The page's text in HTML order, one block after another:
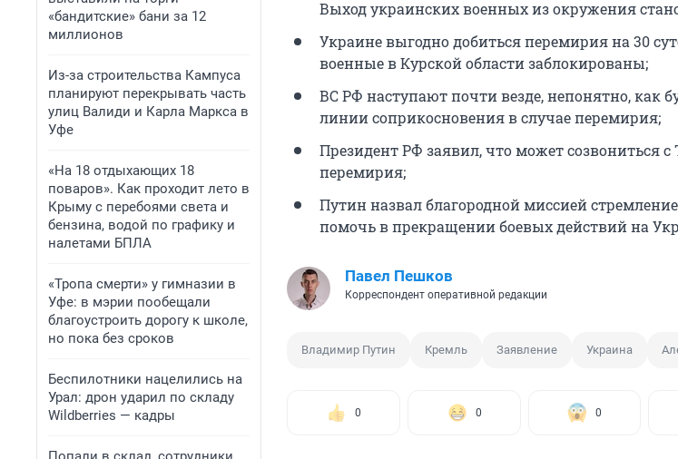
«бандитские» бани за 12
миллионов
Из-за строительства Кампуса
планируют перекрывать часть
улиц Валиди и Карла Маркса в
Уфе
«На 18 отдыхающих 18
поваров». Как проходит лето в
Крыму с перебоями света и
бензина, водой по графику и
налетами БПЛА
«Тропа смерти» у гимназии в
Уфе: в мэрии пообещали
благоустроить дорогу к школе,
но пока без сроков
Беспилотники нацелились на
Урал: дрон ударил по складу
Wildberries — кадры
Выход украинских военных из окружения
Украине выгодно добиться перемирия на 30
военные в Курской области заблокированы;
ВС РФ наступают почти везде, непонятно, как
линии соприкосновения в случае перемирия;
Президент РФ заявил, что может созвониться
перемирия;
Путин назвал благородной миссией
помочь в прекращении боевых действий на
Павел Пешков
Корреспондент оперативной редакции
Владимир Путин Кремль Заявление Украина
0 0 0